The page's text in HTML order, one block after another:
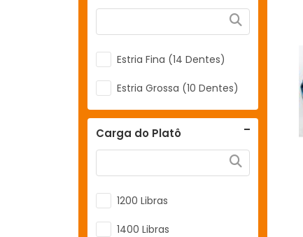
Estria AP 16V
Estria Fina (14 Dentes)
Estria Grossa (10 Dentes)
Carga do Platô
1200 Libras
1400 Libras